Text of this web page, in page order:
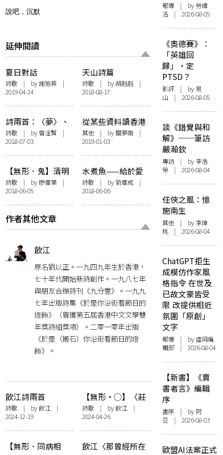
說吧，沉默
延伸閱讀
夏日對話
詩歌 | by謝旭昇 |
2019-04-24
天山詩篇
詩歌| by胡赳赳 |
2018-08-17
詩兩首：〈夢〉、
〈走路的人〉
詩歌 | by 曾淦賢 |
2018-07-03
從某些資料讀香港
詩歌
其他| by 關夢南 |
2019-01-03
【無形．鬼】清明
夢書——鬼者，歸
也
詩歌 | by廖偉棠 |
2018-06-05
水煮魚——給於愛
荷華相識的台灣作
家顏忠賢
詩歌| by劉偉成|
2018-06-06
作者其他文章
飲江
原名劉以正。一九四九年生於香港，
七十年代開始新詩創作。一九八七年
與朋友合辦詩刊《九分壹》。一九九
七年出版詩集《於是你沿街看節日的
燈飾》（曾獲第五屆香港中文文學雙
年獎詩組獎項）。二零一零年出版
《於是（搬石）你沿街看節日的燈
飾》。
飲江詩兩首
詩歌 | by飲江 |
2024-12-19
【無形・◯】〈莊
周圓夢（給曉虹和
沾樹）〉——「莊
周都唔諗嘅嘢／留
返畀佢哋諗啦」
詩歌| by飲江|
2024-04-26
【無形．同病相
飲江〈那曾經所在
報導 | by 勞緯
洛 | 2026-08-05
《奧德賽》：
「英雄回
歸」，定
PTSD？
影評 | by 易
山 | 2026-08-05
談《錯覺與和
解》──筆訪
嚴瀚欽
專訪 | by 李浩
榮 | 2026-08-04
任俠之風：憶
施南生
其他 | by 李焯
桃 | 2026-08-04
ChatGPT拒生
成模仿作家風
格指令 在世及
已故文豪皆受
限 改提供相近
氛圍「原創」
文字
報導 | by 虛詞編
輯部 | 2026-08-04
【新書】《賣
書者言》編輯
序
書序 | by 阿
豆 | 2026-08-03
歐盟AI法案正式